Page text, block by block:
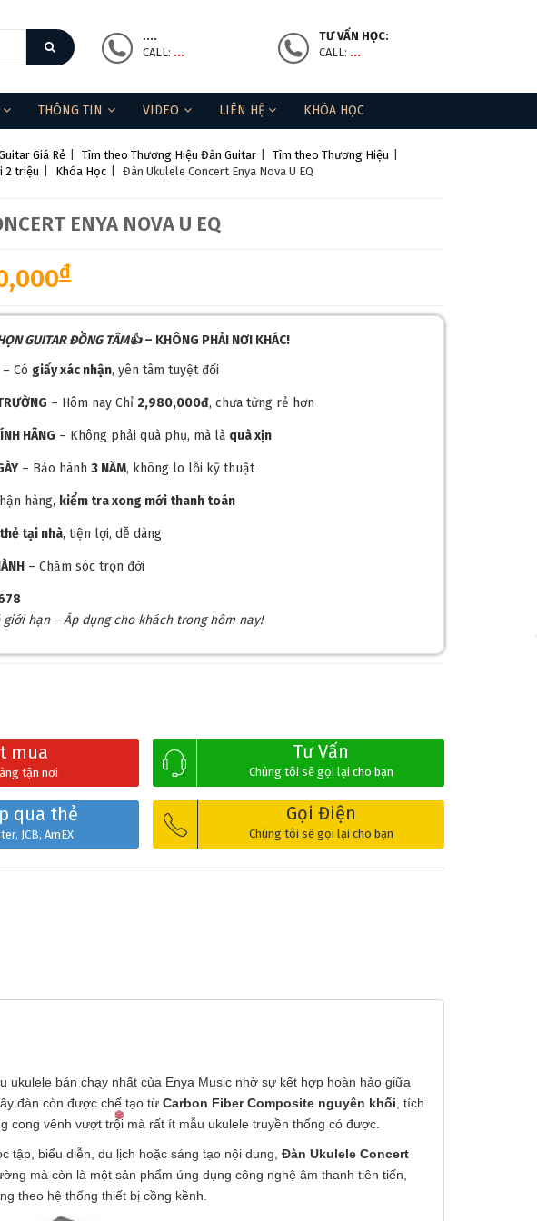
....
CALL: ...
TƯ VẤN HỌC:
CALL: ...
THÔNG TIN VIDEO LIÊN HỆ KHÓA HỌC
Giá Rẻ Tìm theo Thương Hiệu Đàn Guitar Tìm theo Thương Hiệu
2 triệu Khóa Học Đàn Ukulele Concert Enya Nova U EQ
ENYA NOVA U EQ
đ
GUITAR ĐỒNG TÂM👍– KHÔNG PHẢI NƠI KHÁC!
– Có giấy xác nhận, yên tâm tuyệt đối
– Hôm nay Chỉ 2,980,000đ, chưa từng rẻ hơn
HÃNG – Không phải quà phụ, mà là quà xịn
– Bảo hành3 NĂM, không lo lỗi kỹ thuật
hàng, kiểm tra xong mới thanh toán
thẻ tại nhà, tiện lợi, dễ dàng
– Chăm sóc trọn đời
hạn – Áp dụng cho khách trong hôm nay!
mua
tận nơi
Tư Vấn
Chúng tôi sẽ gọi lại cho bạn
qua thẻ
JCB, AmEX
Gọi Điện
Chúng tôi sẽ gọi lại cho bạn
ukulele bán chạy nhất của Enya Music nhờ sự kết hợp hoàn hảo giữa
đàn còn được chế tạo từ Carbon Fiber Composite nguyên khối , tích
cong vênh vượt trội mà rất ít mẫu ukulele truyền thống có được.
tập, biểu diễn, du lịch hoặc sáng tạo nội dung, Đàn Ukulele Concert
mà còn là một sản phẩm ứng dụng công nghệ âm thanh tiên tiến,
theo hệ thống thiết bị cồng kềnh.